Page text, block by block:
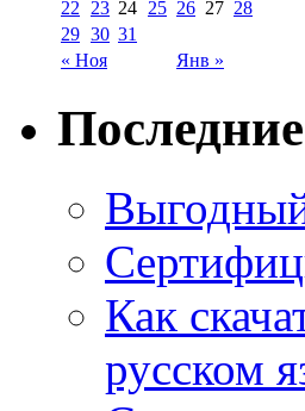
« Ноя Янв »
22 23 24 25 26 27 28
29 30 31
Как
русском